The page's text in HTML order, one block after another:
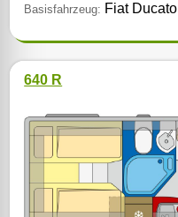
Basisfahrzeug: Fiat Ducato
640 R